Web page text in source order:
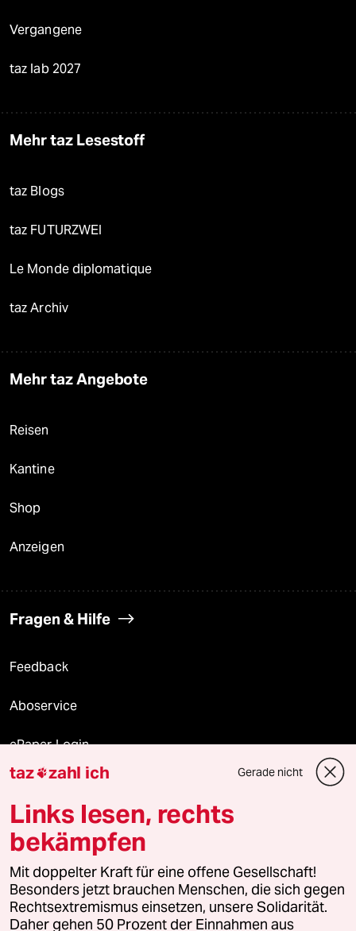
Vergangene
taz lab 2027
Mehr taz Lesestoff
taz Blogs
taz FUTURZWEI
Le Monde diplomatique
taz Archiv
Mehr taz Angebote
Reisen
Kantine
Shop
Anzeigen
Fragen & Hilfe
Feedback
Aboservice
ePaper Login
Downloads für Abonnierende
© 2026 taz Verlags und Vertriebs GmbH
Alle Rechte vorbehalten. Bei rechtlichen Fragen oder für Genehmigungen
wenden Sie sich bitte an
lizenzen@taz.de
taz zahl ich Gerade nicht
Links lesen, rechts
bekämpfen
Mit doppelter Kraft für eine offene Gesellschaft!
Besonders jetzt brauchen Menschen, die sich gegen
Rechtsextremismus einsetzen, unsere Solidarität.
Daher gehen 50 Prozent der Einnahmen aus